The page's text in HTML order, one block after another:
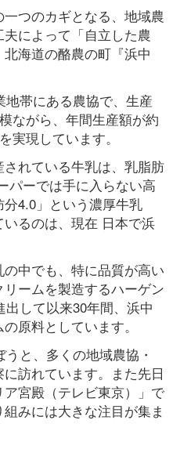
つのカギとなる、地域農
によって「自立した農
海道の酪農の町『浜中
帯にある農協で、生産
ながら、年間生産額が約
実現しています。
れている牛乳は、乳脂肪
パーでは手に入らない高
4.0」という濃厚牛乳
るのは、現在 日本で浜
中でも、特に品質が高い
ームを製造するハーゲン
して以来30年間、浜中
原料としています。
と、多くの地域農協・
訪れています。また先日
宮殿（テレビ東京）」で
みには大きな注目が集ま